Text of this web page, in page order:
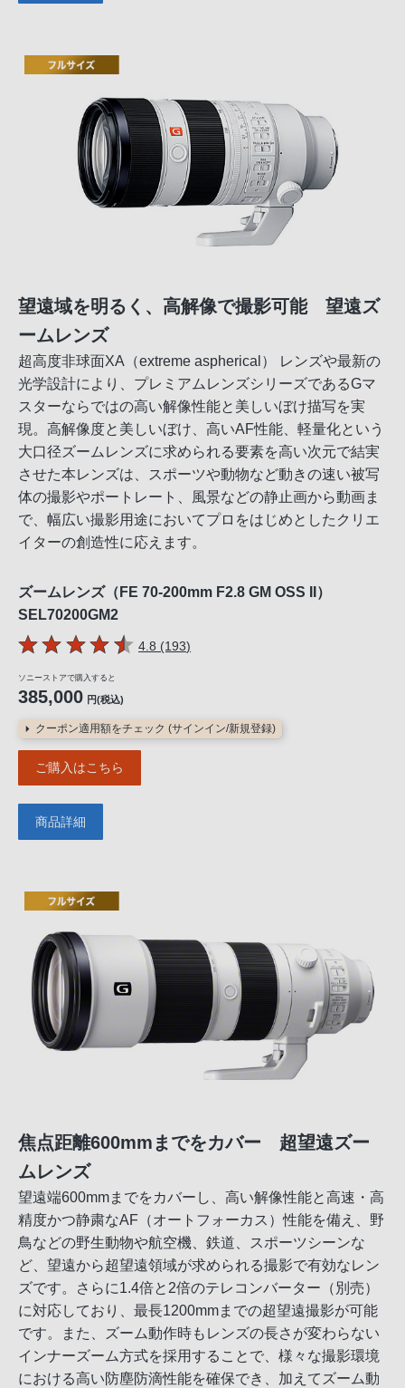
望遠域を明るく、高解像で撮影可能 望遠ズ
ームレンズ
超高度非球面XA（extreme aspherical） レンズや最新の
光学設計により、プレミアムレンズシリーズであるGマ
スターならではの高い解像性能と美しいぼけ描写を実
現。高解像度と美しいぼけ、高いAF性能、軽量化という
大口径ズームレンズに求められる要素を高い次元で結実
させた本レンズは、スポーツや動物など動きの速い被写
体の撮影やポートレート、風景などの静止画から動画ま
で、幅広い撮影用途においてプロをはじめとしたクリエ
イターの創造性に応えます。
ズームレンズ（FE 70-200mm F2.8 GM OSS II）
SEL70200GM2
5つの星のうち
4.8 (193件のレビュー
)
ソニーストアで購入すると
385,000 円(税込)
クーポン適用額をチェック (サインイン/新規登録)
ご購入はこちら
商品詳細
焦点距離600mmまでをカバー 超望遠ズー
ムレンズ
望遠端600mmまでをカバーし、高い解像性能と高速・高
精度かつ静粛なAF（オートフォーカス）性能を備え、野
鳥などの野生動物や航空機、鉄道、スポーツシーンな
ど、望遠から超望遠領域が求められる撮影で有効なレン
ズです。さらに1.4倍と2倍のテレコンバーター（別売）
に対応しており、最長1200mmまでの超望遠撮影が可能
です。また、ズーム動作時もレンズの長さが変わらない
インナーズーム方式を採用することで、様々な撮影環境
における高い防塵防滴性能を確保でき、加えてズーム動